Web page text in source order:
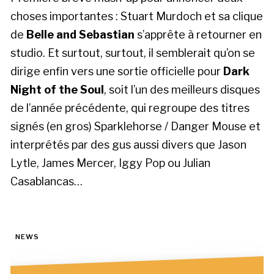
choses importantes : Stuart Murdoch et sa clique
de Belle and Sebastian s’apprête à retourner en
studio. Et surtout, surtout, il semblerait qu’on se
dirige enfin vers une sortie officielle pour Dark
Night of the Soul, soit l’un des meilleurs disques
de l’année précédente, qui regroupe des titres
signés (en gros) Sparklehorse / Danger Mouse et
interprétés par des gus aussi divers que Jason
Lytle, James Mercer, Iggy Pop ou Julian
Casablancas…
NEWS